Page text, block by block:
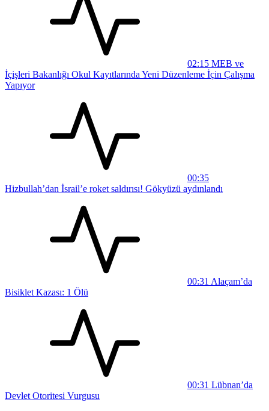
02:15 MEB ve
İçişleri Bakanlığı Okul Kayıtlarında Yeni Düzenleme İçin Çalışma
Yapıyor
00:35
Hizbullah’dan İsrail’e roket saldırısı! Gökyüzü aydınlandı
00:31 Alaçam’da
Bisiklet Kazası: 1 Ölü
00:31 Lübnan’da
Devlet Otoritesi Vurgusu